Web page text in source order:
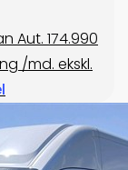
Aut. 174.990
/md. ekskl.